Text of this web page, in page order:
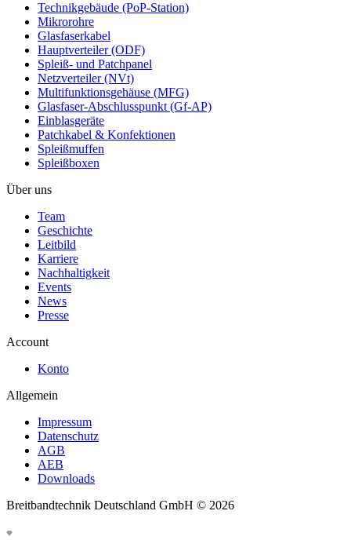
Technikgebäude (PoP-Station)
Mikrorohre
Glasfaserkabel
Hauptverteiler (ODF)
Spleiß- und Patchpanel
Netzverteiler (NVt)
Multifunktionsgehäuse (MFG)
Glasfaser-Abschlusspunkt (Gf-AP)
Einblasgeräte
Patchkabel & Konfektionen
Spleißmuffen
Spleißboxen
Über uns
Team
Geschichte
Leitbild
Karriere
Nachhaltigkeit
Events
News
Presse
Account
Konto
Allgemein
Impressum
Datenschutz
AGB
AEB
Downloads
Breitbandtechnik Deutschland GmbH © 2026